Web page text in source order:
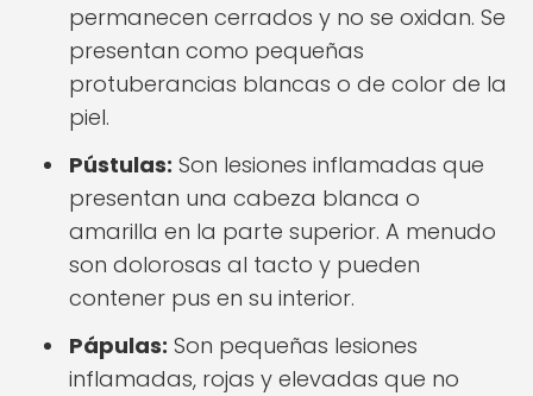
permanecen cerrados y no se oxidan. Se
presentan como pequeñas
protuberancias blancas o de color de la
piel.
Pústulas: Son lesiones inflamadas que
presentan una cabeza blanca o
amarilla en la parte superior. A menudo
son dolorosas al tacto y pueden
contener pus en su interior.
Pápulas: Son pequeñas lesiones
inflamadas, rojas y elevadas que no